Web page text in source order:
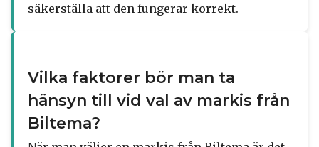
säkerställa att den fungerar korrekt.
Vilka faktorer bör man ta
hänsyn till vid val av markis från
Biltema?